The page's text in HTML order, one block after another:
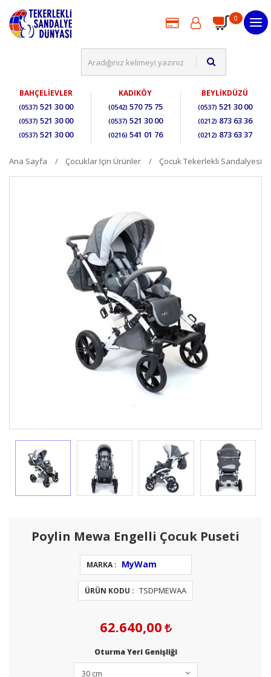
0
BAHÇELİEVLER
(0537) 521 30 00
(0537) 521 30 00
(0537) 521 30 00
KADIKÖY
(0542) 570 75 75
(0537) 521 30 00
(0216) 541 01 76
BEYLİKDÜZÜ
(0537) 521 30 00
(0212) 873 63 36
(0212) 873 63 37
Ana Sayfa Çocuklar Için Ürünler Çocuk Tekerlekli Sandalyesi
Poylin Mewa Engelli Çocuk Puseti
MARKA : MyWam
ÜRÜN KODU : TSDPMEWAA
62.640,00
Oturma Yeri Genişliği